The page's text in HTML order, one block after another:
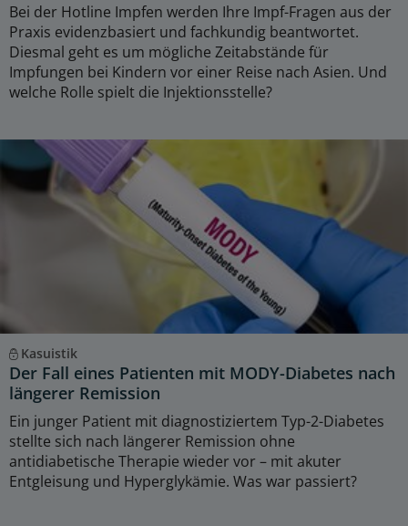
Bei der Hotline Impfen werden Ihre Impf-Fragen aus der
Praxis evidenzbasiert und fachkundig beantwortet.
Diesmal geht es um mögliche Zeitabstände für
Impfungen bei Kindern vor einer Reise nach Asien. Und
welche Rolle spielt die Injektionsstelle?
Kasuistik
Der Fall eines Patienten mit MODY-Diabetes nach
längerer Remission
Ein junger Patient mit diagnostiziertem Typ-2-Diabetes
stellte sich nach längerer Remission ohne
antidiabetische Therapie wieder vor – mit akuter
Entgleisung und Hyperglykämie. Was war passiert?